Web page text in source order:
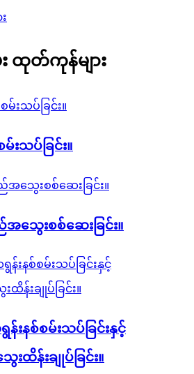
ထုတ်ကုန်များ
းသပ်ခြင်း။
သွေးစစ်ဆေးခြင်း။
နစ်စမ်းသပ်ခြင်းနှင့်
ထိန်းချုပ်ခြင်း။